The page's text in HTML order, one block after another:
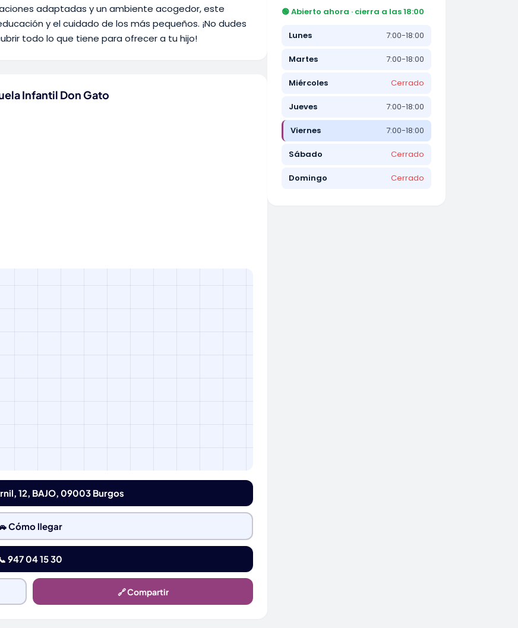
adaptadas y un ambiente acogedor, este
y el cuidado de los más pequeños. ¡No dudes
todo lo que tiene para ofrecer a tu hijo!
Infantil Don Gato
12, BAJO, 09003 Burgos
Cómo llegar
947 04 15 30
🔗 Compartir
🟢 Abierto ahora · cierra a las 18:00
Lunes 7:00-18:00
Martes 7:00-18:00
Miércoles Cerrado
Jueves 7:00-18:00
Viernes 7:00-18:00
Sábado Cerrado
Domingo Cerrado